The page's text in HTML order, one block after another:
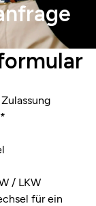
*
/ LKW
für ein